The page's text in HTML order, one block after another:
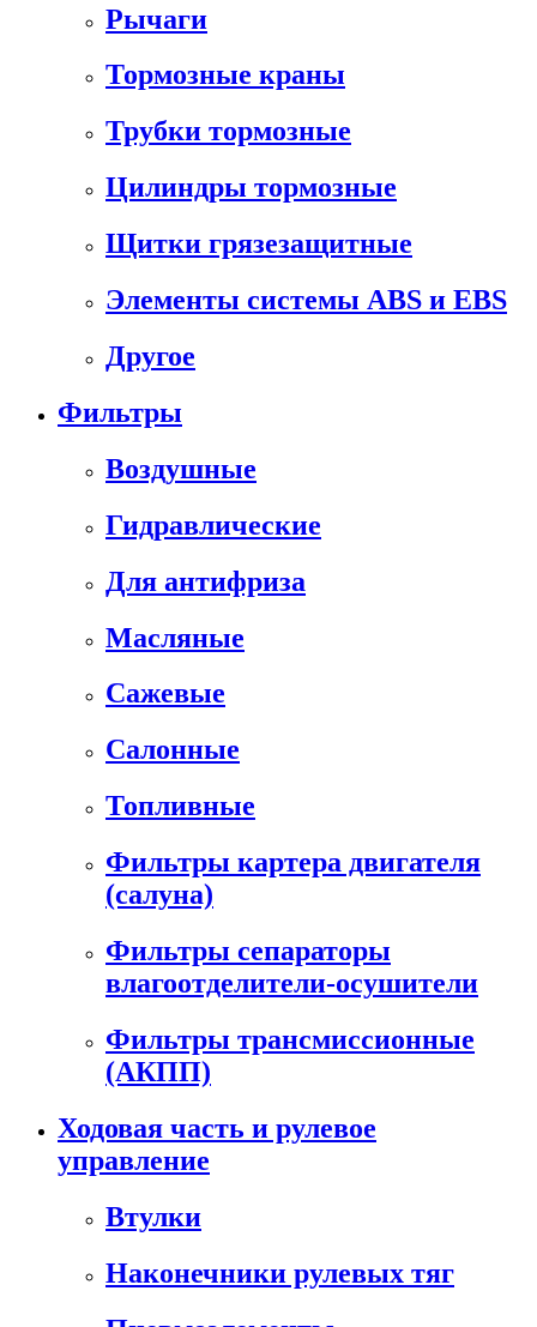
Рычаги
Тормозные краны
Трубки тормозные
Цилиндры тормозные
Щитки грязезащитные
Элементы системы ABS и EBS
Другое
Фильтры
Воздушные
Гидравлические
Для антифриза
Масляные
Сажевые
Салонные
Топливные
Фильтры картера двигателя
(салуна)
Фильтры сепараторы
влагоотделители-осушители
Фильтры трансмиссионные
(АКПП)
Ходовая часть и рулевое
управление
Втулки
Наконечники рулевых тяг